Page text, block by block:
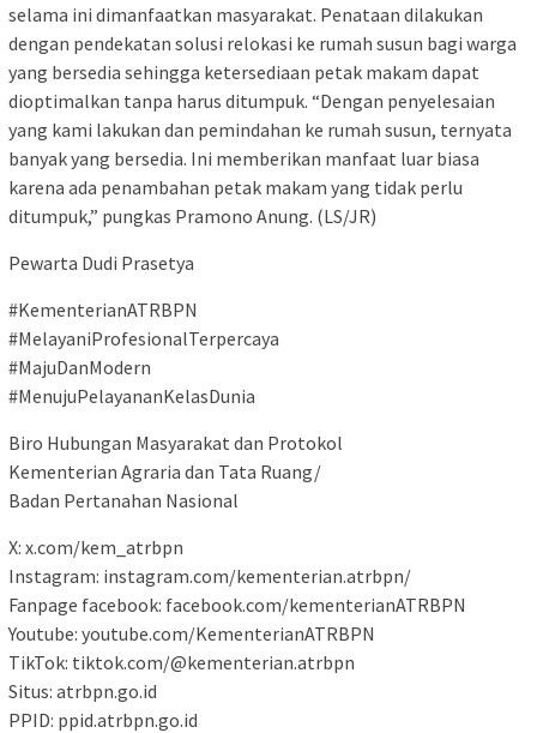
selama ini dimanfaatkan masyarakat. Penataan dilakukan
dengan pendekatan solusi relokasi ke rumah susun bagi warga
yang bersedia sehingga ketersediaan petak makam dapat
dioptimalkan tanpa harus ditumpuk. “Dengan penyelesaian
yang kami lakukan dan pemindahan ke rumah susun, ternyata
banyak yang bersedia. Ini memberikan manfaat luar biasa
karena ada penambahan petak makam yang tidak perlu
ditumpuk,” pungkas Pramono Anung. (LS/JR)
Pewarta Dudi Prasetya
#KementerianATRBPN
#MelayaniProfesionalTerpercaya
#MajuDanModern
#MenujuPelayananKelasDunia
Biro Hubungan Masyarakat dan Protokol
Kementerian Agraria dan Tata Ruang/
Badan Pertanahan Nasional
X: x.com/kem_atrbpn
Instagram: instagram.com/kementerian.atrbpn/
Fanpage facebook: facebook.com/kementerianATRBPN
Youtube: youtube.com/KementerianATRBPN
TikTok: tiktok.com/@kementerian.atrbpn
Situs: atrbpn.go.id
PPID: ppid.atrbpn.go.id